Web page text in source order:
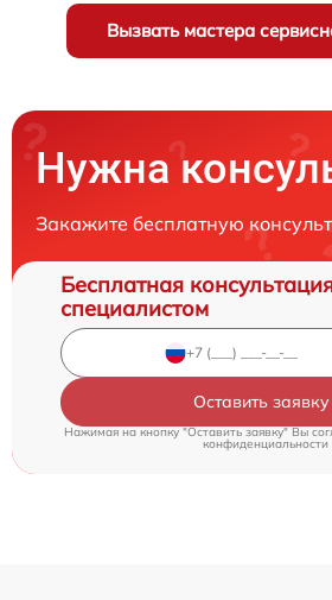
Вызвать мастера
Нужна
Закажите бесплатную
Бесплатная
специалистом
Оставить заявку
Нажимая на кнопку "Оставить заявку" Вы
конфиденциальности